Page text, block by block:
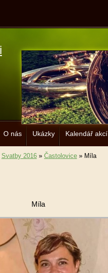
O nás Ukázky Kalendář akcí
Svatby 2016 » Častolovice » Míla
Míla